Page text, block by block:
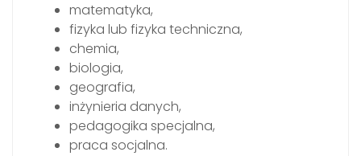
matematyka,
fizyka lub fizyka techniczna,
chemia,
biologia,
geografia,
inżynieria danych,
pedagogika specjalna,
praca socjalna.